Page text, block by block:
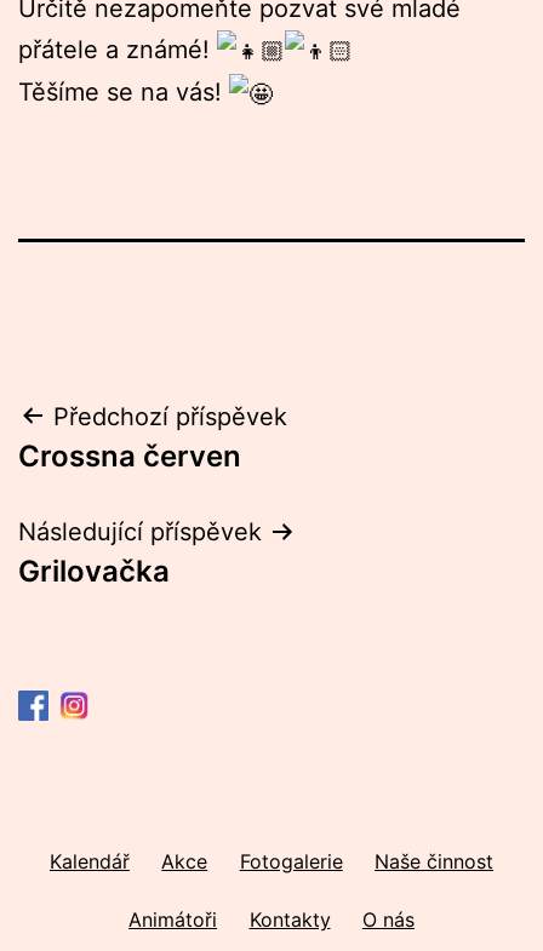
Určitě nezapomeňte pozvat své mladé
přátele a známé!
Těšíme se na vás!
Navigace
pro
příspěvek
Předchozí příspěvek
Crossna červen
Následující příspěvek
Grilovačka
Kalendář Akce Fotogalerie Naše činnost
Animátoři Kontakty O nás